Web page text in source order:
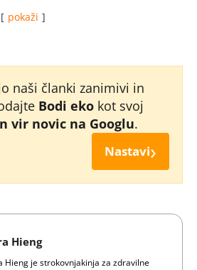
pokaži
naši članki zanimivi in
Bodi eko kot svoj
vir novic na Googlu.
Nastavi›
Hieng
Hieng je strokovnjakinja za zdravilne